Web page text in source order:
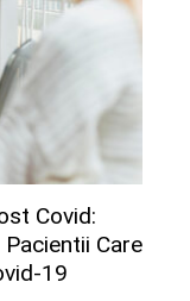
Covid:
Care
19